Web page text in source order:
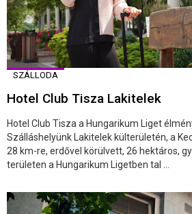
SZÁLLODA
Hotel Club Tisza Lakitelek
Hotel Club Tisza a Hungarikum Liget
Szálláshelyünk Lakitelek külterületén, a
28 km-re, erdővel körülvett, 26 hektáros,
területen a Hungarikum Ligetben tal ...